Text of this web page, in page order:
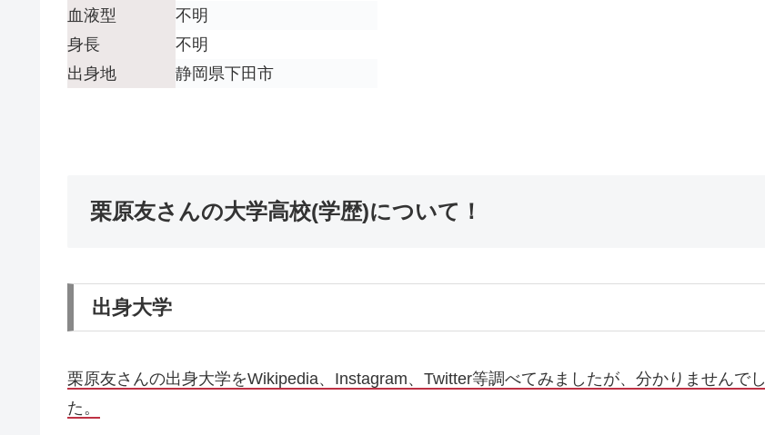
血液型
不明
身長
不明
出身地
静岡県下田市
栗原友さんの大学高校(学歴)について！
出身大学
栗原友さんの出身大学をWikipedia、Instagram、Twitter等調べてみましたが、分かりませんでし
た。